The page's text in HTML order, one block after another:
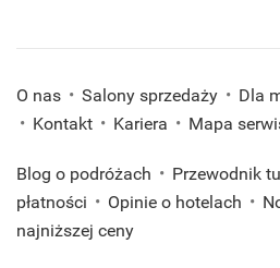
O nas Salony sprzedaży Dla
Kontakt
Kariera Mapa
Blog o podróżach Przewodnik
płatności
Opinie o hotelach
najniższej ceny